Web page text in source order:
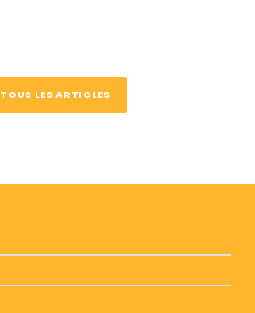
TOUS LES ARTICLES